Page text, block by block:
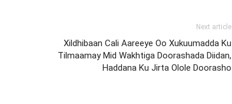
Next article
Xildhibaan Cali Aareeye Oo Xukuumadda Ku
Tilmaamay Mid Wakhtiga Doorashada Diidan,
Haddana Ku Jirta Olole Doorasho